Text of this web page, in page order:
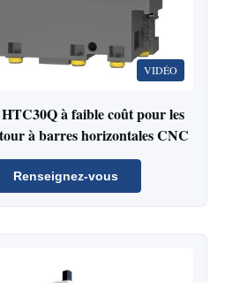
VIDÉO
à faible coût pour les
à barres horizontales CNC
Renseignez-vous